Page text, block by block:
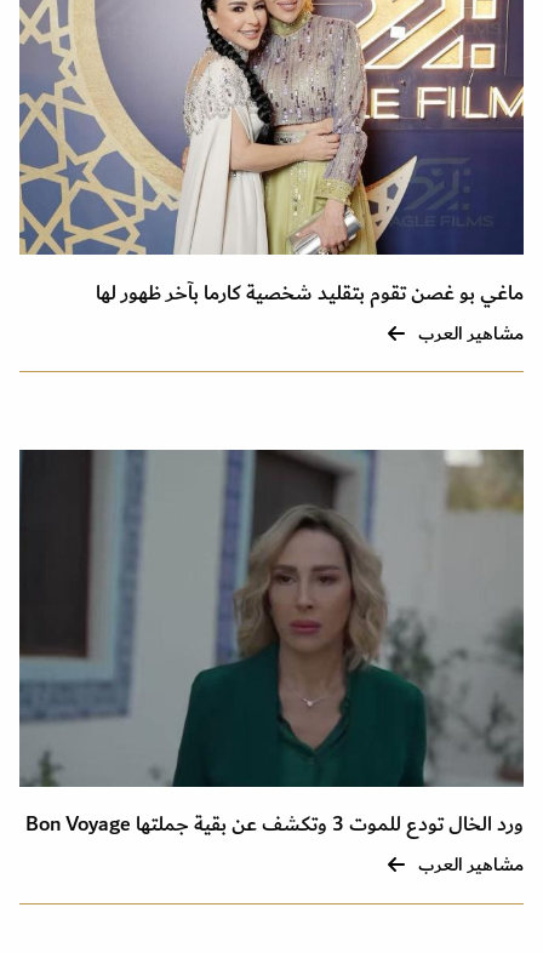
ماغي بو غصن تقوم بتقليد شخصية كارما بآخر ظهور لها
مشاهير العرب
ورد الخال تودع للموت 3 وتكشف عن بقية جملتها Bon Voyage
مشاهير العرب